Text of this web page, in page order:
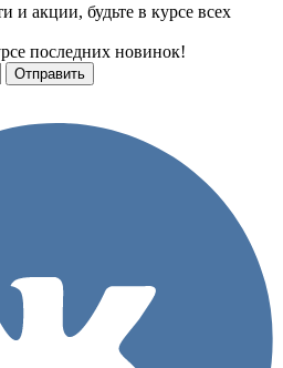
и акции, будьте в курсе всех
последних новинок!